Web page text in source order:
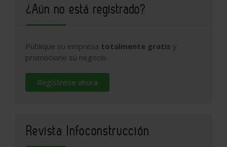
¿Aún no está registrado?
Publique su empresa totalmente gratis y
promocione su negocio
Regístrese ahora
Revista Infoconstrucción